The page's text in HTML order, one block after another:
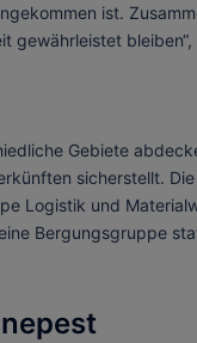
ist.
gewährleistet
Gebiete
sicherstellt.
Logistik und
Bergungsgruppe